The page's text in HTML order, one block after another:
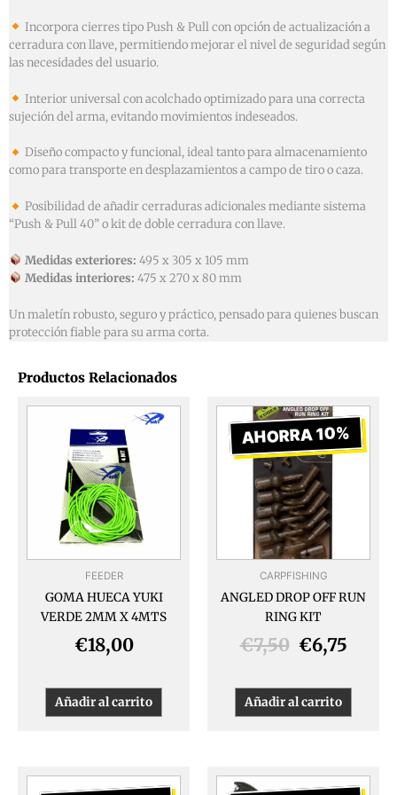
Incorpora cierres tipo Push & Pull con opción de actualización a
cerradura con llave, permitiendo mejorar el nivel de seguridad según
las necesidades del usuario.
Interior universal con acolchado optimizado para una correcta
sujeción del arma, evitando movimientos indeseados.
Diseño compacto y funcional, ideal tanto para almacenamiento
como para transporte en desplazamientos a campo de tiro o caza.
Posibilidad de añadir cerraduras adicionales mediante sistema
“Push & Pull 40” o kit de doble cerradura con llave.
Medidas exteriores: 495 x 305 x 105 mm
Medidas interiores: 475 x 270 x 80 mm
Un maletín robusto, seguro y práctico, pensado para quienes buscan
protección fiable para su arma corta.
Productos Relacionados
FEEDER
GOMA HUECA YUKI
VERDE 2MM X 4MTS
€18,00
Añadir al carrito
AHORRA 10%
CARPFISHING
ANGLED DROP OFF RUN
RING KIT
€7,50
El
precio
original
era:
€7,50.
€6,75
El
Añadir al carrito
El
El
El
El